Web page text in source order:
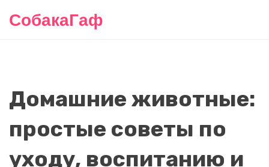
СобакаГаф
Домашние животные:
простые советы по
уходу, воспитанию и